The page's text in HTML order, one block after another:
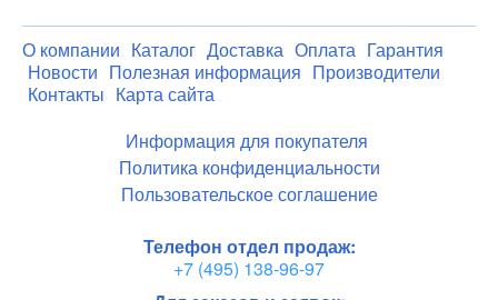
О компании Каталог Доставка Оплата
Гарантия
Новости
Полезная информация
Производители
Контакты
Карта сайта
Информация для покупателя
Политика конфиденциальности
Пользовательское соглашение
Телефон отдел продаж:
+7 (495) 138-96-97